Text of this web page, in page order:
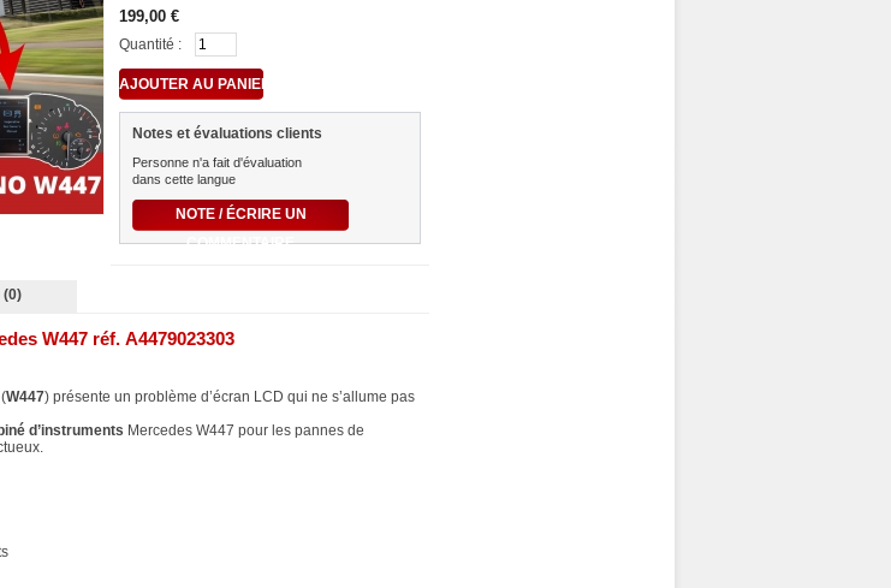
199,00 €
Quantité :
Notes et évaluations clients
Personne n'a fait d'évaluation
dans cette langue
NOTE / ÉCRIRE UN
COMMENTAIRE
(0)
W447 réf. A4479023303
W447) présente un problème d’écran LCD qui ne s’allume pas
d’instruments Mercedes W447 pour les pannes de